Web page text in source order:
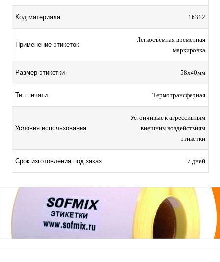
Код материала 16312
Применение этикеток
Легкосъёмная временная
маркировка
Размер этикетки 58х40мм
Тип печати Термотрансферная
Условия использования
Устойчивые к агрессивным
внешним воздействиям
этикетки
Срок изготовления под заказ 7 дней